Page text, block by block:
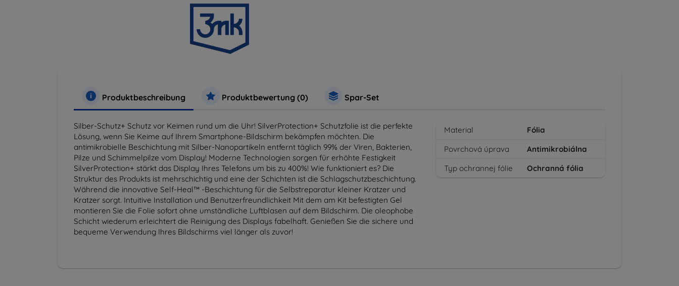
Produktbeschreibung Produktbewertung (0) Spar-Set
Silber-Schutz+ Schutz vor Keimen rund um die Uhr! SilverProtection+ Schutzfolie ist die perfekte
Lösung, wenn Sie Keime auf Ihrem Smartphone-Bildschirm bekämpfen möchten. Die
antimikrobielle Beschichtung mit Silber-Nanopartikeln entfernt täglich 99% der Viren, Bakterien,
Pilze und Schimmelpilze vom Display! Moderne Technologien sorgen für erhöhte Festigkeit
SilverProtection+ stärkt das Display Ihres Telefons um bis zu 400%! Wie funktioniert es? Die
Struktur des Produkts ist mehrschichtig und eine der Schichten ist die Schlagschutzbeschichtung.
Während die innovative Self-Heal™ -Beschichtung für die Selbstreparatur kleiner Kratzer und
Kratzer sorgt. Intuitive Installation und Benutzerfreundlichkeit Mit dem am Kit befestigten Gel
montieren Sie die Folie sofort ohne umständliche Luftblasen auf dem Bildschirm. Die oleophobe
Schicht wiederum erleichtert die Reinigung des Displays fabelhaft. Genießen Sie die sichere und
bequeme Verwendung Ihres Bildschirms viel länger als zuvor!
Material
Fólia
Povrchová úprava
Antimikrobiálna
Typ ochrannej fólie
Ochranná fólia